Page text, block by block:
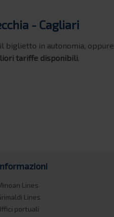
- Cagliari
biglietto in autonomia, oppure
tariffe disponibili.
Lines
Lines
portuali